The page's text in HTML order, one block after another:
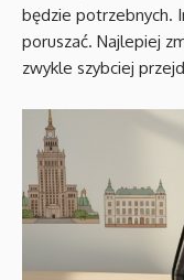
będzie potrzebnych.
poruszać. Najlepiej
zwykle szybciej